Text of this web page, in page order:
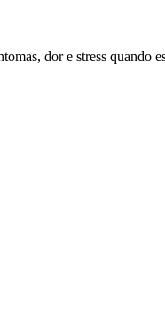
dor e stress quando